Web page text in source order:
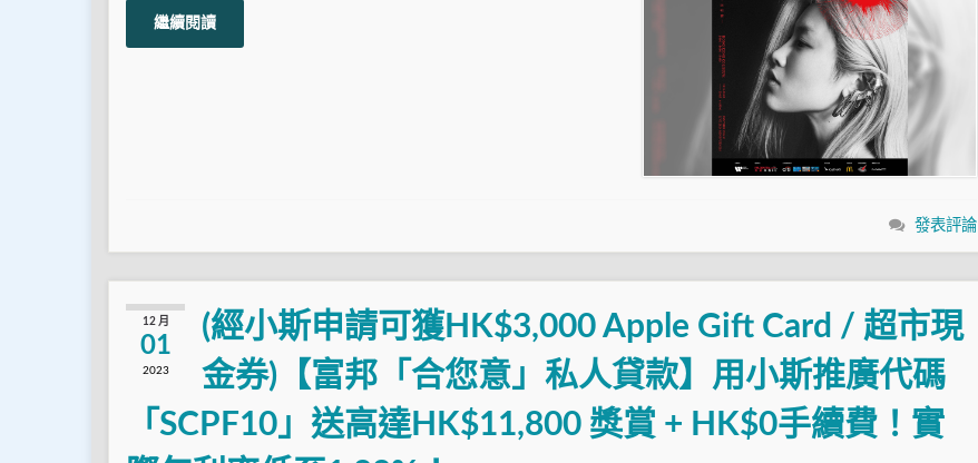
繼續閱讀
發表評論
12 月
01
2023
(經小斯申請可獲HK$3,000 Apple Gift Card / 超市現
金券)【富邦「合您意」私人貸款】用小斯推廣代碼
「SCPF10」送高達HK$11,800 獎賞 + HK$0手續費！實